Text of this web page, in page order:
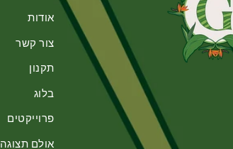
אודות
צור קשר
תקנון
בלוג
פרוייקטים
אולם תצוגה